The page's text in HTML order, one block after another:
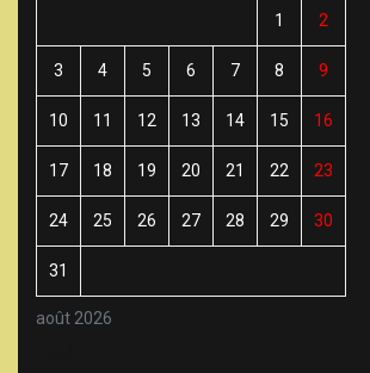
août 2026
1 2
3 4 5 6 7 8 9
10 11 12 13 14 15 16
17 18 19 20 21 22 23
24 25 26 27 28 29 30
31